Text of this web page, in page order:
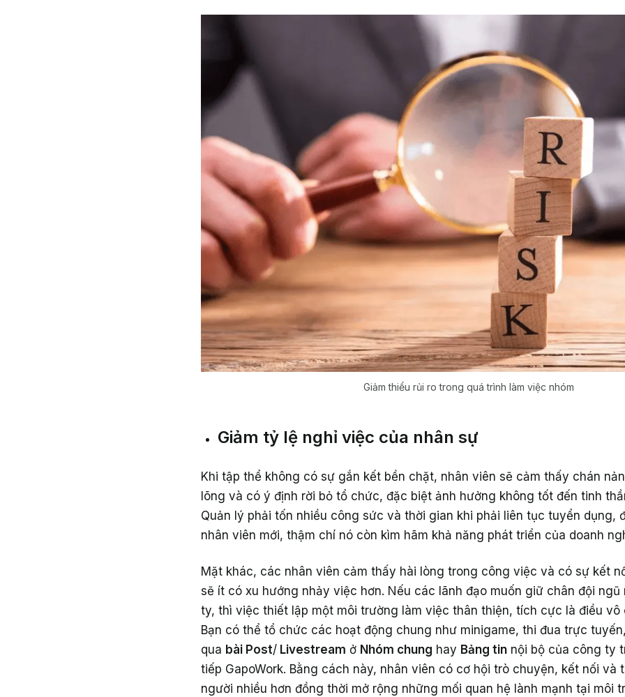
Giảm thiểu rủi ro trong quá trình làm việc nhóm
Giảm tỷ lệ nghỉ việc của nhân sự
Khi tập thể không có sự gắn kết bền chặt, nhân viên sẽ cảm thấy chán
lõng và có ý định rời bỏ tổ chức, đặc biệt ảnh hưởng không tốt đến tinh
Quản lý phải tốn nhiều công sức và thời gian khi phải liên tục tuyển dụng,
nhân viên mới, thậm chí nó còn kìm hãm khả năng phát triển của doanh
Mặt khác, các nhân viên cảm thấy hài lòng trong công việc và có sự kết
sẽ ít có xu hướng nhảy việc hơn. Nếu các lãnh đạo muốn giữ chân đội
ty, thì việc thiết lập một môi trường làm việc thân thiện, tích cực là điều vô
Bạn có thể tổ chức các hoạt động chung như minigame, thi đua trực
qua bài Post/ Livestream ở Nhóm chung hay Bảng tin nội bộ của công ty
tiếp GapoWork. Bằng cách này, nhân viên có cơ hội trò chuyện, kết nối và
người nhiều hơn đồng thời mở rộng những mối quan hệ lành mạnh tại môi